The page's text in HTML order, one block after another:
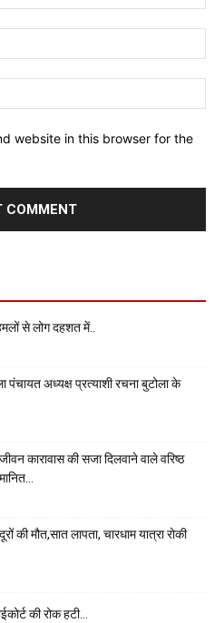
website in this browser for the
से लोग दहशत में..
पंचायत अध्यक्ष प्रत्याशी रचना बुटोला के
कारावास की सजा दिलवाने वाले वरिष्ठ
की मौत,सात लापता, चारधाम यात्रा रोकी
की रोक हटी…